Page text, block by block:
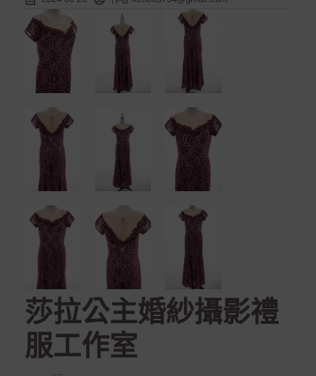
莎拉公主婚紗攝影禮
服工作室